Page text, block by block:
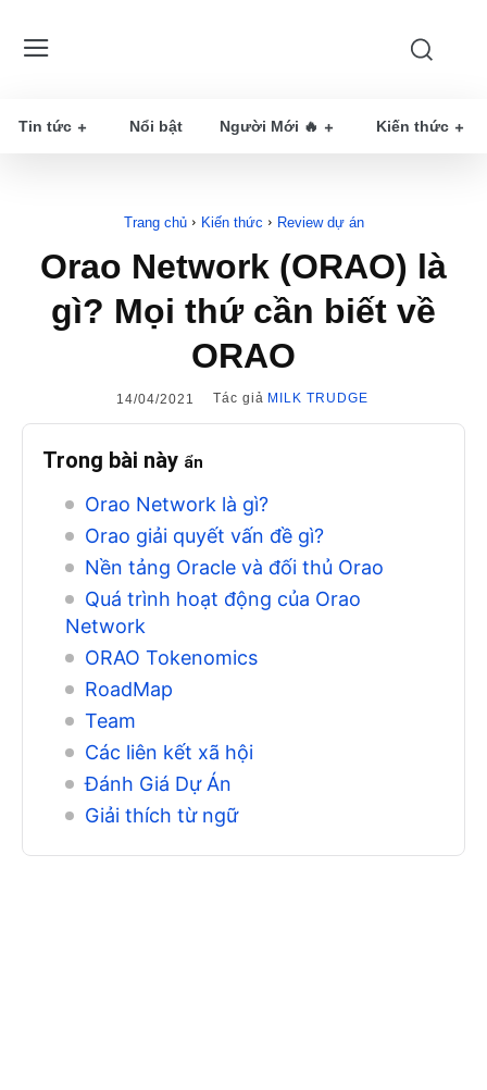
Tin tức Nổi bật Người Mới 🔥 Kiến thức
Trang chủ Kiến thức Review dự án
Orao Network (ORAO) là
gì? Mọi thứ cần biết về
ORAO
14/04/2021 Tác giả MILK TRUDGE
Trong bài này ẩn
Orao Network là gì?
Orao giải quyết vấn đề gì?
Nền tảng Oracle và đối thủ Orao
Quá trình hoạt động của Orao
Network
ORAO Tokenomics
RoadMap
Team
Các liên kết xã hội
Đánh Giá Dự Án
Giải thích từ ngữ